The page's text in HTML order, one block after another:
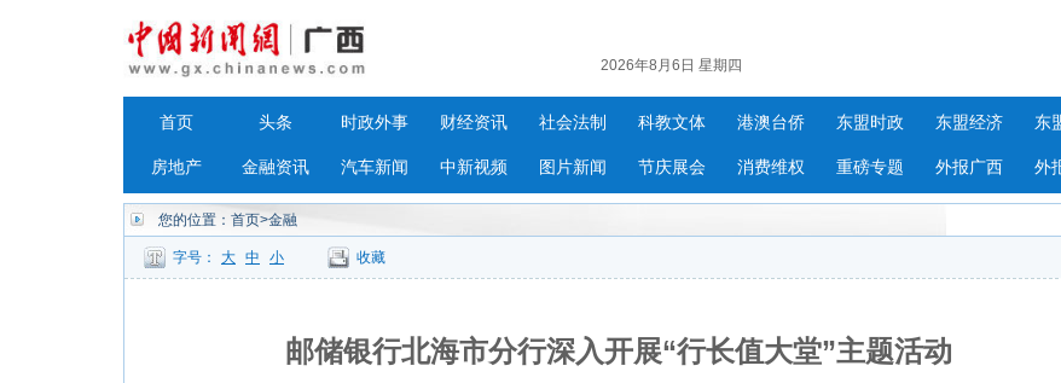
2026年8月6日 星期四
首页 头条 时政外事 财经资讯 社会法制 科教文体 港澳台侨 东盟时政 东盟经济 东
房地产 金融资讯 汽车新闻 中新视频 图片新闻 节庆展会 消费维权 重磅专题 外报广西 外
您的位置： 首页>金融
字号： 大 中 小 收藏
邮储银行北海市分行深入开展“行长值大堂”主题活动